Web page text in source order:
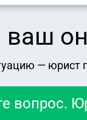
— юрист
вопрос.